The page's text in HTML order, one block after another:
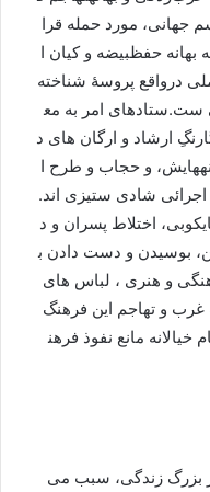
جهانی، مورد حمله قرا
بهانه حفظبیضه و کیان ا
درواقع پروسۀ شناخته
ست.ستادهای امر به مع
ارشاد و ارگان های د
هایش، و حجاب و طرح ا
اجرائی شادی ستیزی اند.
اختلاط پسران و د
بوسیدن و دست دادن ب
و هنری ، لباس های
غرب و تهاجم این فرهنگ
خیالانه مانع نفوذ فرهن
بزرگ زندگی، سبب می